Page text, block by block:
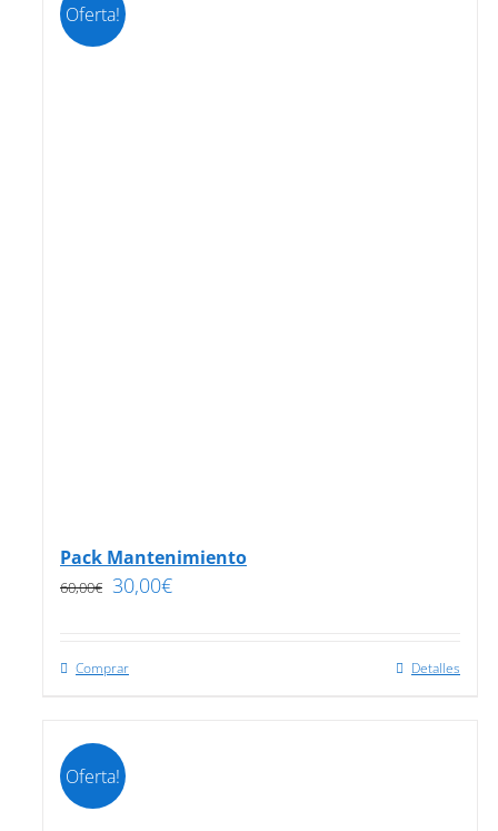
Oferta!
Pack Mantenimiento
60,00€ 30,00€
Comprar Detalles
Oferta!